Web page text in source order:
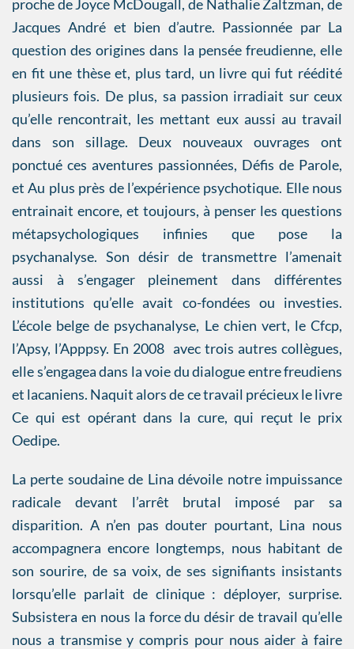
proche de Joyce McDougall, de Nathalie Zaltzman, de
Jacques André et bien d’autre. Passionnée par La
question des origines dans la pensée freudienne, elle
en fit une thèse et, plus tard, un livre qui fut réédité
plusieurs fois. De plus, sa passion irradiait sur ceux
qu’elle rencontrait, les mettant eux aussi au travail
dans son sillage. Deux nouveaux ouvrages ont
ponctué ces aventures passionnées, Défis de Parole,
et Au plus près de l’expérience psychotique. Elle nous
entrainait encore, et toujours, à penser les questions
métapsychologiques infinies que pose la
psychanalyse. Son désir de transmettre l’amenait
aussi à s’engager pleinement dans différentes
institutions qu’elle avait co-fondées ou investies.
L’école belge de psychanalyse, Le chien vert, le Cfcp,
l’Apsy, l’Apppsy. En 2008 avec trois autres collègues,
elle s’engagea dans la voie du dialogue entre freudiens
et lacaniens. Naquit alors de ce travail précieux le livre
Ce qui est opérant dans la cure, qui reçut le prix
Oedipe.
La perte soudaine de Lina dévoile notre impuissance
radicale devant l’arrêt brutal imposé par sa
disparition. A n’en pas douter pourtant, Lina nous
accompagnera encore longtemps, nous habitant de
son sourire, de sa voix, de ses signifiants insistants
lorsqu’elle parlait de clinique : déployer, surprise.
Subsistera en nous la force du désir de travail qu’elle
nous a transmise y compris pour nous aider à faire